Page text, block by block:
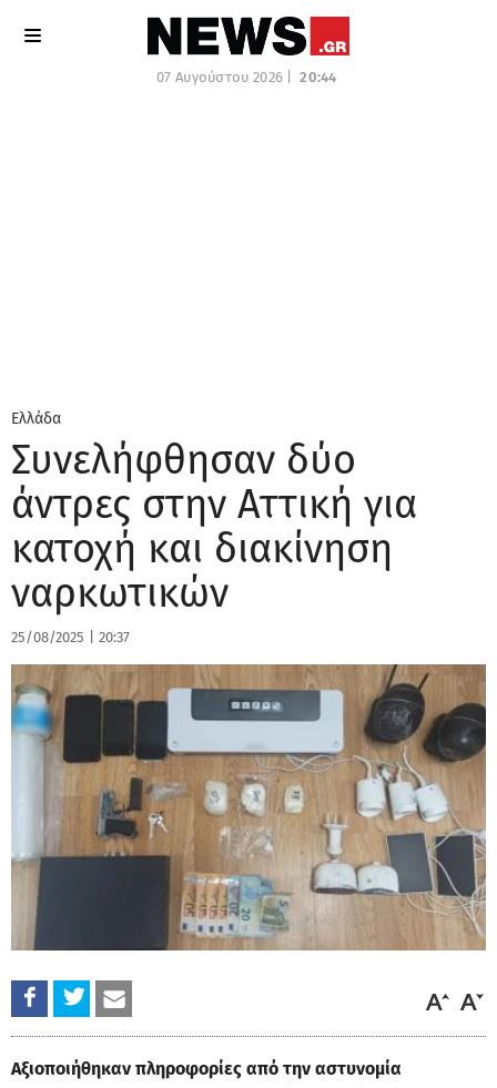
07 Αυγούστου 2026 | 20:44
Ελλάδα
Συνελήφθησαν δύο
άντρες στην Αττική για
κατοχή και διακίνηση
ναρκωτικών
25/08/2025 20:37
Αξιοποιήθηκαν πληροφορίες από την αστυνομία